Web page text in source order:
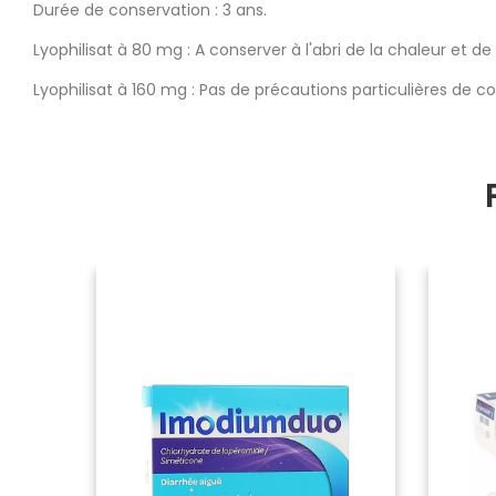
Durée de conservation : 3 ans.
Lyophilisat à 80 mg : A conserver à l'abri de la chaleur et
Lyophilisat à 160 mg : Pas de précautions particulières de